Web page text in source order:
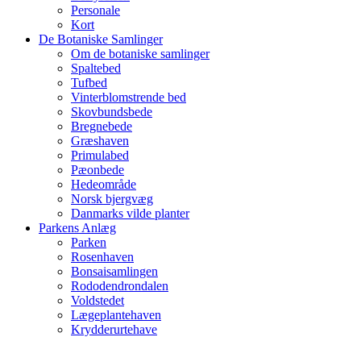
Personale
Kort
De Botaniske Samlinger
Om de botaniske samlinger
Spaltebed
Tufbed
Vinterblomstrende bed
Skovbundsbede
Bregnebede
Græshaven
Primulabed
Pæonbede
Hedeområde
Norsk bjergvæg
Danmarks vilde planter
Parkens Anlæg
Parken
Rosenhaven
Bonsaisamlingen
Rododendrondalen
Voldstedet
Lægeplantehaven
Krydderurtehave